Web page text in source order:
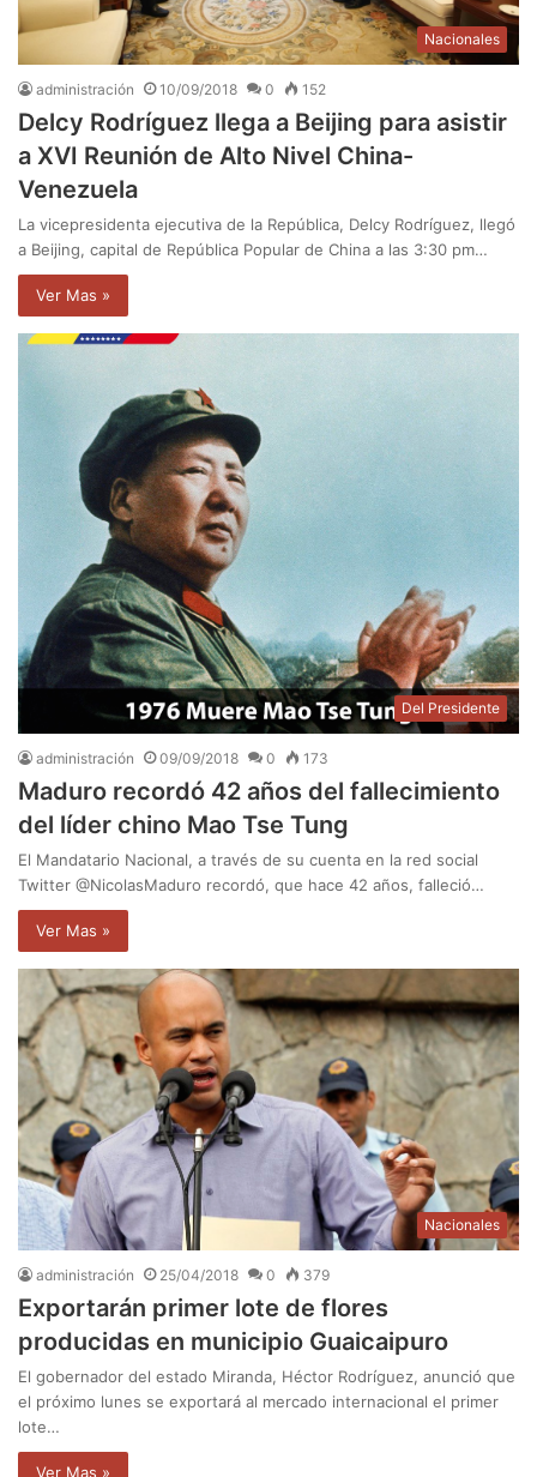
Nacionales
administración 10/09/2018 0 152
Delcy Rodríguez llega a Beijing para asistir
a XVI Reunión de Alto Nivel China-
Venezuela
La vicepresidenta ejecutiva de la República, Delcy Rodríguez, llegó
a Beijing, capital de República Popular de China a las 3:30 pm…
Ver Mas »
Del Presidente
administración 09/09/2018 0 173
Maduro recordó 42 años del fallecimiento
del líder chino Mao Tse Tung
El Mandatario Nacional, a través de su cuenta en la red social
Twitter @NicolasMaduro recordó, que hace 42 años, falleció…
Ver Mas »
Nacionales
administración 25/04/2018 0 379
Exportarán primer lote de flores
producidas en municipio Guaicaipuro
El gobernador del estado Miranda, Héctor Rodríguez, anunció que
el próximo lunes se exportará al mercado internacional el primer
lote…
Ver Mas »